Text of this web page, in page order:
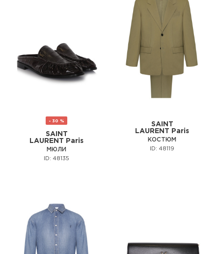
- 30 %
SAINT
LAURENT Paris
МЮЛИ
ID: 48135
SAINT
LAURENT Paris
КОСТЮМ
ID: 48119